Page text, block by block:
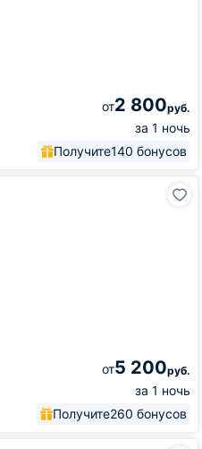
от2 800руб.
за 1 ночь
Получите140 бонусов
от5 200руб.
за 1 ночь
Получите260 бонусов